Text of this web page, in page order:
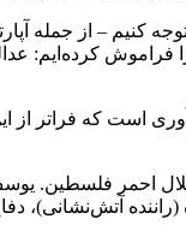
کرده‌ایم:
کشته شدند، پایان دهم. لازم
فلسطین. یوسف
(راننده